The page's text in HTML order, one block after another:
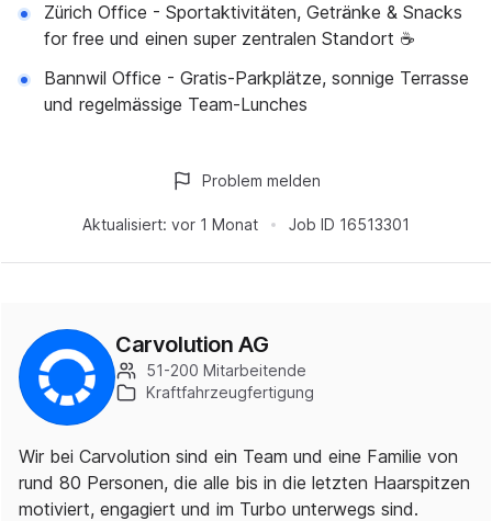
Zürich Office - Sportaktivitäten, Getränke & Snacks
for free und einen super zentralen Standort ☕️
Bannwil Office - Gratis-Parkplätze, sonnige Terrasse
und regelmässige Team-Lunches
Aktualisiert: vor 1 Monat Job ID 16513301
Problem melden
Carvolution AG
51-200 Mitarbeitende
Kraftfahrzeugfertigung
Wir bei Carvolution sind ein Team und eine Familie von
rund 80 Personen, die alle bis in die letzten Haarspitzen
motiviert, engagiert und im Turbo unterwegs sind.